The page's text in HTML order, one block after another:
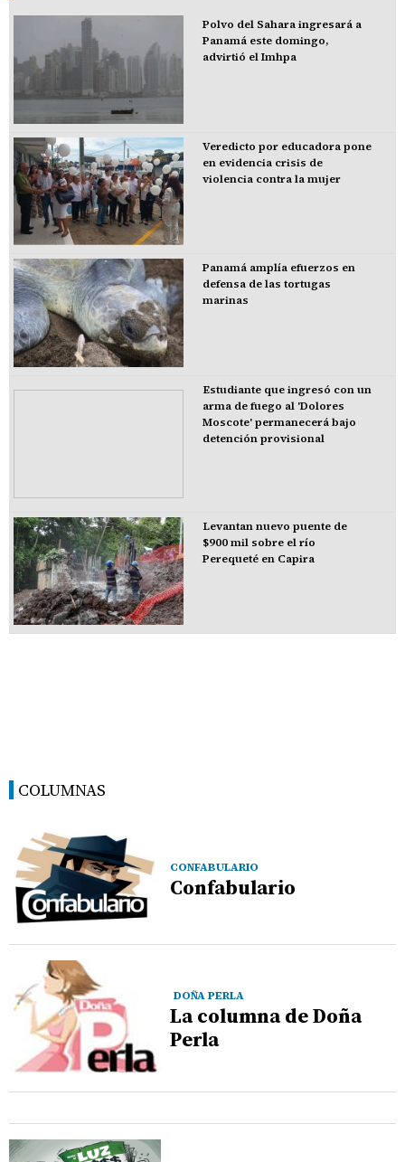
Polvo del Sahara ingresará a
Panamá este domingo,
advirtió el Imhpa
Veredicto por educadora pone
en evidencia crisis de
violencia contra la mujer
Panamá amplía efuerzos en
defensa de las tortugas
marinas
Estudiante que ingresó con un
arma de fuego al 'Dolores
Moscote' permanecerá bajo
detención provisional
Levantan nuevo puente de
$900 mil sobre el río
Perequeté en Capira
COLUMNAS
CONFABULARIO
Confabulario
DOÑA PERLA
La columna de Doña
Perla